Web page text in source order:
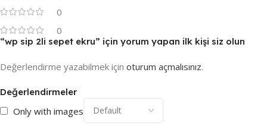
0
0
Değerlendirmeler
Only with images
“wp sip 2li sepet ekru” için yorum yapan ilk kişi siz olun
Değerlendirme yazabilmek için oturum açmalısınız.